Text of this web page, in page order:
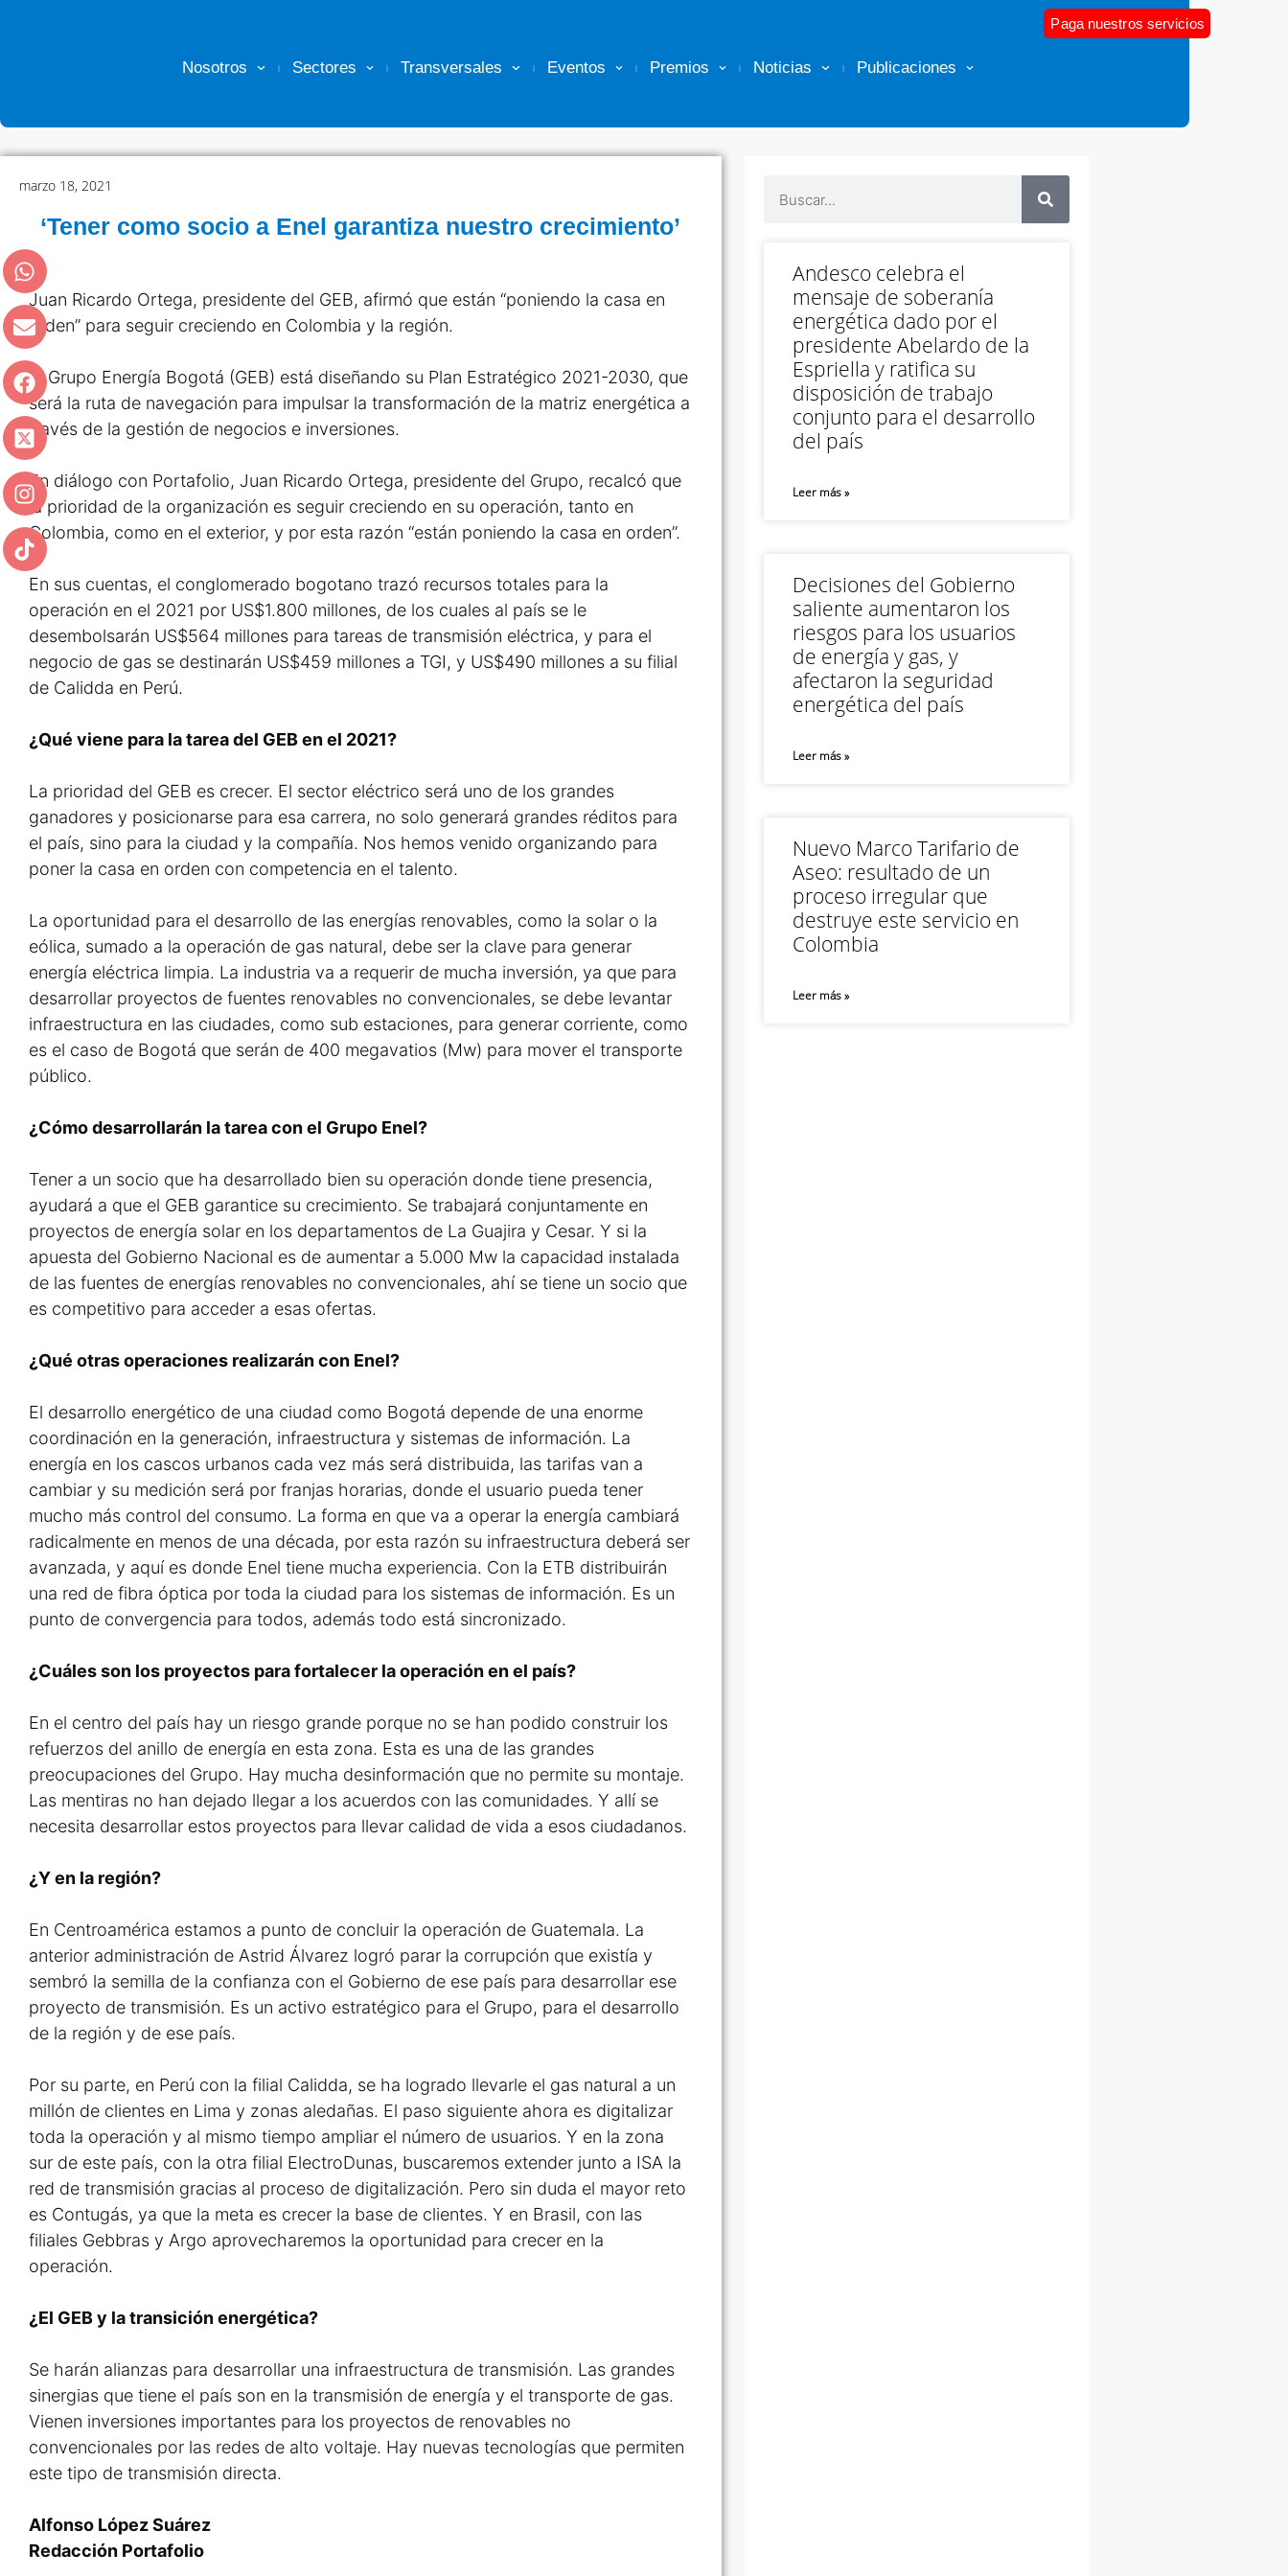
Nosotros Sectores Transversales Eventos Premios Noticias Publicaciones
Paga nuestros servicios
marzo 18, 2021
‘Tener como socio a Enel garantiza nuestro crecimiento’
Juan Ricardo Ortega, presidente del GEB, afirmó que están “poniendo la casa en
orden” para seguir creciendo en Colombia y la región.
El Grupo Energía Bogotá (GEB) está diseñando su Plan Estratégico 2021-2030, que
será la ruta de navegación para impulsar la transformación de la matriz energética a
través de la gestión de negocios e inversiones.
En diálogo con Portafolio, Juan Ricardo Ortega, presidente del Grupo, recalcó que
la prioridad de la organización es seguir creciendo en su operación, tanto en
Colombia, como en el exterior, y por esta razón “están poniendo la casa en orden”.
En sus cuentas, el conglomerado bogotano trazó recursos totales para la
operación en el 2021 por US$1.800 millones, de los cuales al país se le
desembolsarán US$564 millones para tareas de transmisión eléctrica, y para el
negocio de gas se destinarán US$459 millones a TGI, y US$490 millones a su filial
de Calidda en Perú.
¿Qué viene para la tarea del GEB en el 2021?
La prioridad del GEB es crecer. El sector eléctrico será uno de los grandes
ganadores y posicionarse para esa carrera, no solo generará grandes réditos para
el país, sino para la ciudad y la compañía. Nos hemos venido organizando para
poner la casa en orden con competencia en el talento.
La oportunidad para el desarrollo de las energías renovables, como la solar o la
eólica, sumado a la operación de gas natural, debe ser la clave para generar
energía eléctrica limpia. La industria va a requerir de mucha inversión, ya que para
desarrollar proyectos de fuentes renovables no convencionales, se debe levantar
infraestructura en las ciudades, como sub estaciones, para generar corriente, como
es el caso de Bogotá que serán de 400 megavatios (Mw) para mover el transporte
público.
¿Cómo desarrollarán la tarea con el Grupo Enel?
Tener a un socio que ha desarrollado bien su operación donde tiene presencia,
ayudará a que el GEB garantice su crecimiento. Se trabajará conjuntamente en
proyectos de energía solar en los departamentos de La Guajira y Cesar. Y si la
apuesta del Gobierno Nacional es de aumentar a 5.000 Mw la capacidad instalada
de las fuentes de energías renovables no convencionales, ahí se tiene un socio que
es competitivo para acceder a esas ofertas.
¿Qué otras operaciones realizarán con Enel?
El desarrollo energético de una ciudad como Bogotá depende de una enorme
coordinación en la generación, infraestructura y sistemas de información. La
energía en los cascos urbanos cada vez más será distribuida, las tarifas van a
cambiar y su medición será por franjas horarias, donde el usuario pueda tener
mucho más control del consumo. La forma en que va a operar la energía cambiará
radicalmente en menos de una década, por esta razón su infraestructura deberá ser
avanzada, y aquí es donde Enel tiene mucha experiencia. Con la ETB distribuirán
una red de fibra óptica por toda la ciudad para los sistemas de información. Es un
punto de convergencia para todos, además todo está sincronizado.
¿Cuáles son los proyectos para fortalecer la operación en el país?
En el centro del país hay un riesgo grande porque no se han podido construir los
refuerzos del anillo de energía en esta zona. Esta es una de las grandes
preocupaciones del Grupo. Hay mucha desinformación que no permite su montaje.
Las mentiras no han dejado llegar a los acuerdos con las comunidades. Y allí se
necesita desarrollar estos proyectos para llevar calidad de vida a esos ciudadanos.
¿Y en la región?
En Centroamérica estamos a punto de concluir la operación de Guatemala. La
anterior administración de Astrid Álvarez logró parar la corrupción que existía y
sembró la semilla de la confianza con el Gobierno de ese país para desarrollar ese
proyecto de transmisión. Es un activo estratégico para el Grupo, para el desarrollo
de la región y de ese país.
Por su parte, en Perú con la filial Calidda, se ha logrado llevarle el gas natural a un
millón de clientes en Lima y zonas aledañas. El paso siguiente ahora es digitalizar
toda la operación y al mismo tiempo ampliar el número de usuarios. Y en la zona
sur de este país, con la otra filial ElectroDunas, buscaremos extender junto a ISA la
red de transmisión gracias al proceso de digitalización. Pero sin duda el mayor reto
es Contugás, ya que la meta es crecer la base de clientes. Y en Brasil, con las
filiales Gebbras y Argo aprovecharemos la oportunidad para crecer en la
operación.
¿El GEB y la transición energética?
Se harán alianzas para desarrollar una infraestructura de transmisión. Las grandes
sinergias que tiene el país son en la transmisión de energía y el transporte de gas.
Vienen inversiones importantes para los proyectos de renovables no
convencionales por las redes de alto voltaje. Hay nuevas tecnologías que permiten
este tipo de transmisión directa.
Alfonso López Suárez
Redacción Portafolio
Andesco celebra el
mensaje de soberanía
energética dado por el
presidente Abelardo de la
Espriella y ratifica su
disposición de trabajo
conjunto para el desarrollo
del país
Leer más »
Decisiones del Gobierno
saliente aumentaron los
riesgos para los usuarios
de energía y gas, y
afectaron la seguridad
energética del país
Leer más »
Nuevo Marco Tarifario de
Aseo: resultado de un
proceso irregular que
destruye este servicio en
Colombia
Leer más »